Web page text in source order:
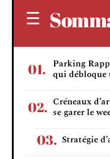
Parking
qui débloque
Créneaux
se garer le
Stratégie